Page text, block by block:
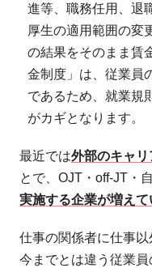
進等、職務任用、退
厚生の適用範囲の変
の結果をそのまま賃
金制度」は、従業員
であるため、就業規
がカギとなります。
最近では外部のキャ
とで、OJT・off-JT・
実施する企業が増えて
仕事の関係者に仕事以
今までとは違う従業